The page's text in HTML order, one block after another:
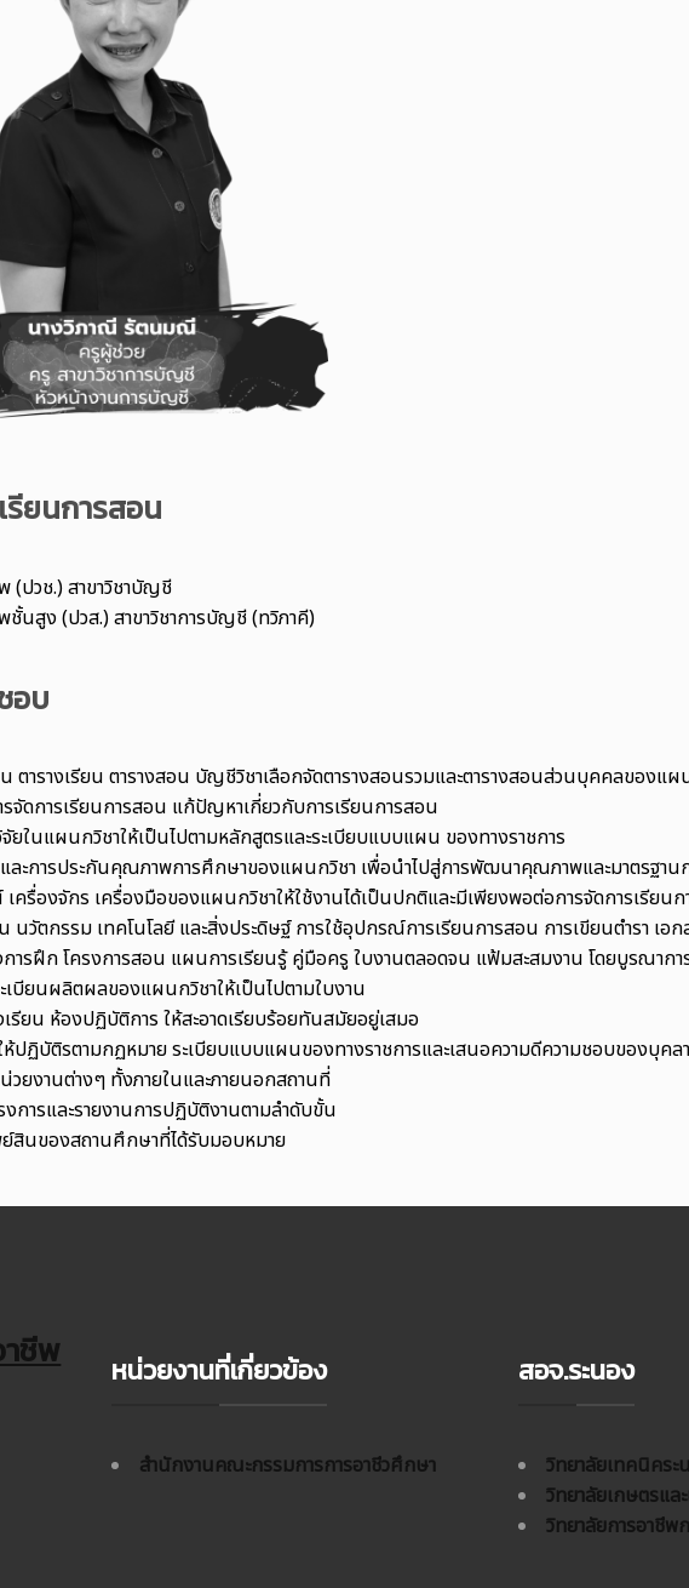
ยนการสอน
(ปวช.) สาขาวิชาบัญชี
นสูง (ปวส.) สาขาวิชาการบัญชี (ทวิภาคี)
อบ
ตารางเรียน ตารางสอน บัญชีวิชาเลือกจัดตารางสอนรวมและตารางสอนส่วนบุคคลของแผ
จัดการเรียนการสอน แก้ปัญหาเกี่ยวกับการเรียนการสอน
ยในแผนกวิชาให้เป็นไปตามหลักสูตรและระเบียบแบบแผน ของทางราชการ
ละการประกันคุณภาพการศึกษาของแผนกวิชา เพื่อนำไปสู่การพัฒนาคุณภาพและมาตรฐา
รื่องจักร เครื่องมือของแผนกวิชาให้ใช้งานได้เป็นปกติและมีเพียงพอต่อการจัดการเรียน
ตกรรม เทคโนโลยี และสิ่งประดิษฐ์ การใช้อุปกรณ์การเรียนการสอน การเขียนตำรา เอก
การฝึก โครงการสอน แผนการเรียนรู้ คู่มือครู ใบงานตลอดจน แฟ้มสะสมงาน โดยบูรณ
บียนผลิตผลของแผนกวิชาให้เป็นไปตามใบงาน
ยน ห้องปฏิบัติการ ให้สะอาดเรียบร้อยทันสมัยอยู่เสมอ
ปฏิบัติรตามกฏหมาย ระเบียบแบบแผนของทางราชการและเสนอความดีความชอบของบุค
วยงานต่างๆ ทั้งภายในและภายนอกสถานที่
การและรายงานการปฏิบัติงานตามลำดับขั้น
สินของสถานศึกษาที่ได้รับมอบหมาย
ชีพ
หน่วยงานที่เกี่ยวข้อง
สำนักงานคณะกรรมการการอาชีวศึกษา
สอจ.ระนอง
วิทยาลัยเทคนิคระ
วิทยาลัยเกษตรแล
วิทยาลัยการอาชีพ